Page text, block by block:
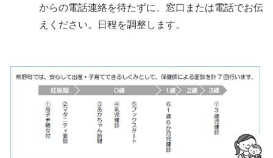
からの電話連絡を待たずに、窓口または電話でお伝
えください。日程を調整します。